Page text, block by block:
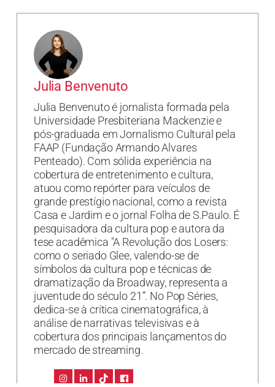
Julia Benvenuto
Julia Benvenuto é jornalista formada pela
Universidade Presbiteriana Mackenzie e
pós-graduada em Jornalismo Cultural pela
FAAP (Fundação Armando Alvares
Penteado). Com sólida experiência na
cobertura de entretenimento e cultura,
atuou como repórter para veículos de
grande prestígio nacional, como a revista
Casa e Jardim e o jornal Folha de S.Paulo. É
pesquisadora da cultura pop e autora da
tese acadêmica "A Revolução dos Losers:
como o seriado Glee, valendo-se de
símbolos da cultura pop e técnicas de
dramatização da Broadway, representa a
juventude do século 21”. No Pop Séries,
dedica-se à crítica cinematográfica, à
análise de narrativas televisivas e à
cobertura dos principais lançamentos do
mercado de streaming.